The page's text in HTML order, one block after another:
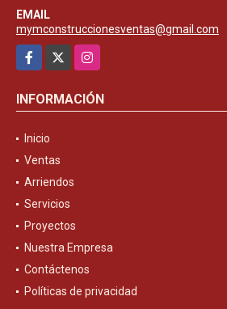
EMAIL
mymconstruccionesventas@gmail.com
Facebook
Instagram
INFORMACIÓN
Inicio
Ventas
Arriendos
Servicios
Proyectos
Nuestra Empresa
Contáctenos
Políticas de privacidad